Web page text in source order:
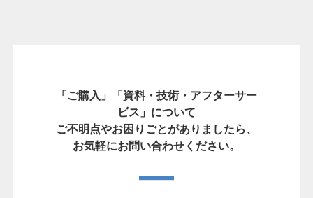
「ご購入」「資料・技術・アフターサー
ビス」について
ご不明点やお困りごとがありましたら、
お気軽にお問い合わせください。